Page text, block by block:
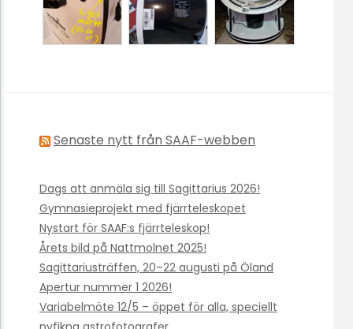
Senaste nytt från SAAF-webben
Dags att anmäla sig till Sagittarius 2026!
Gymnasieprojekt med fjärrteleskopet
Nystart för SAAF:s fjärrteleskop!
Årets bild på Nattmolnet 2025!
Sagittariusträffen, 20–22 augusti på Öland
Apertur nummer 1 2026!
Variabelmöte 12/5 – öppet för alla, speciellt